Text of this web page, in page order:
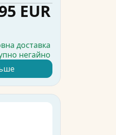
EUR
доставка
негайно